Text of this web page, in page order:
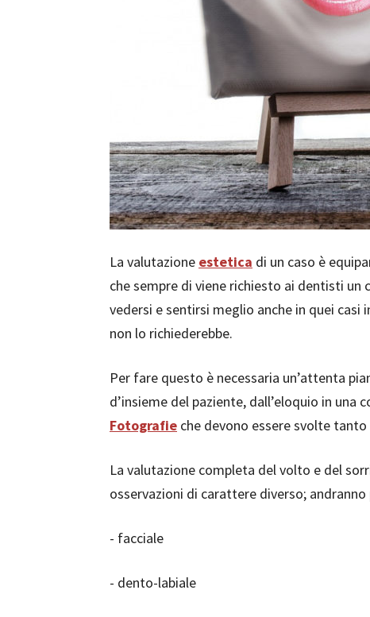
La valutazione estetica di un caso è
che sempre di viene richiesto ai dentisti
vedersi e sentirsi meglio anche in quei
non lo richiederebbe.
Per fare questo è necessaria un’attenta
d’insieme del paziente, dall’eloquio in
Fotografie che devono essere svolte
La valutazione completa del volto e del
osservazioni di carattere diverso;
- facciale
- dento-labiale